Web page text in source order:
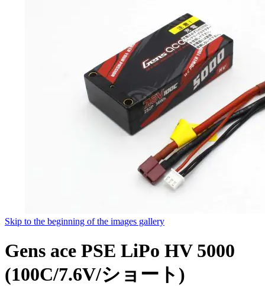
Skip to the beginning of the images gallery
Gens ace PSE LiPo HV 5000
(100C/7.6V/ショート)